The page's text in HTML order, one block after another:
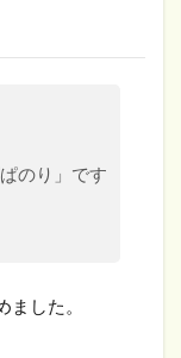
のり」です
した。